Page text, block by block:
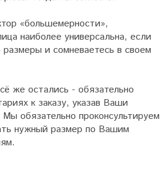
«большемерности»,
наиболее универсальна, если
и сомневаетесь в своем
же остались - обязательно
к заказу, указав Ваши
обязательно проконсультируем
нужный размер по Вашим